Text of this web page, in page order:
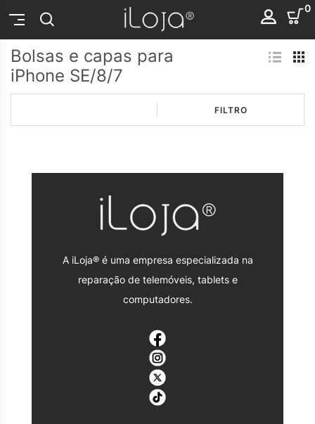
0
Bolsas e capas para
iPhone SE/8/7
FILTRO
A iLoja® é uma empresa especializada na
reparação de telemóveis, tablets e
computadores.